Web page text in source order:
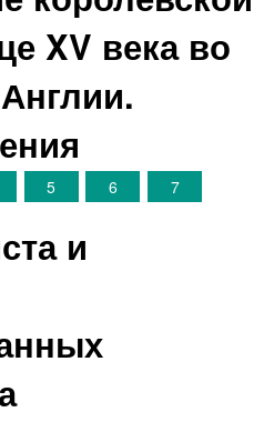
XV века во
5 6 7
и